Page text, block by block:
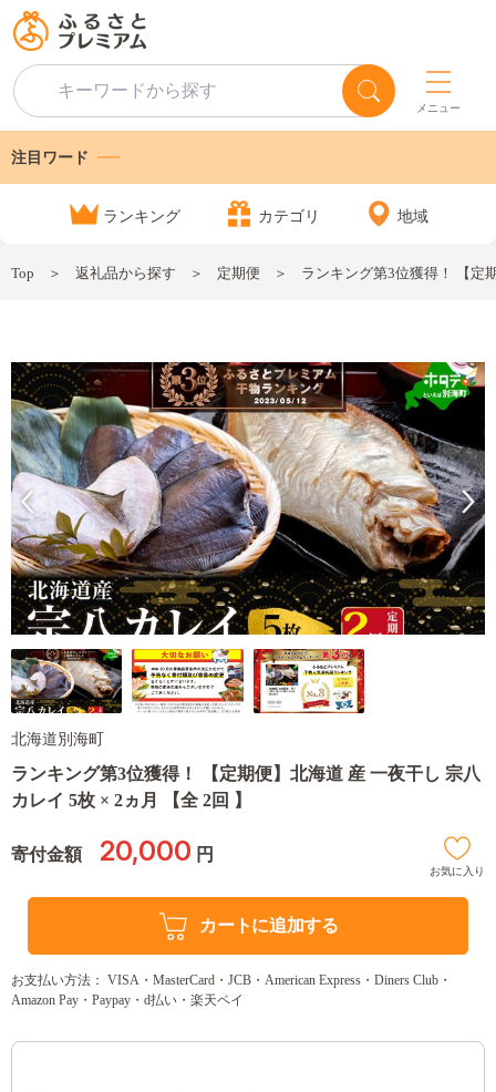
メニュー
注目ワード
ランキング カテゴリ 地域
Top 返礼品から探す 定期便 ランキング第3位獲得！ 【定
北海道別海町
ランキング第3位獲得！ 【定期便】北海道 産 一夜干し 宗八
カレイ 5枚 × 2ヵ月 【全 2回 】
寄付金額 20,000 円
お気に入り
カートに追加する
お支払い方法： VISA・MasterCard・JCB・American Express・Diners Club・
Amazon Pay・Paypay・d払い・楽天ペイ